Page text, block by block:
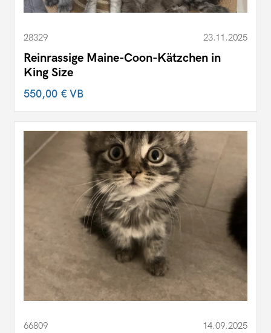
28329 23.11.2025
Reinrassige Maine-Coon-Kätzchen in
King Size
550,00 €VB
66809 14.09.2025